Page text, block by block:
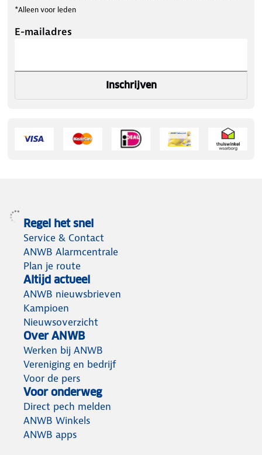
*Alleen voor leden
E-mailadres
Inschrijven
Regel het snel
Service & Contact
ANWB Alarmcentrale
Plan je route
Altijd actueel
ANWB nieuwsbrieven
Kampioen
Nieuwsoverzicht
Over ANWB
Werken bij ANWB
Vereniging en bedrijf
Voor de pers
Voor onderweg
Direct pech melden
ANWB Winkels
ANWB apps